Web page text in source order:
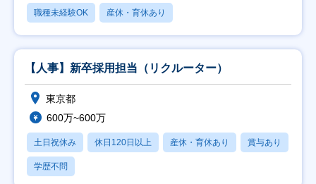
職種未経験OK 産休・育休あり
【人事】新卒採用担当（リクルーター）
東京都
600万~600万
土日祝休み 休日120日以上 産休・育休あり 賞与あり
学歴不問